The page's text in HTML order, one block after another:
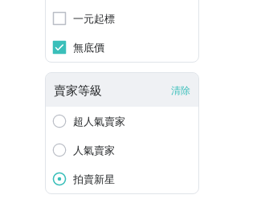
一元起標
無底價
賣家等級 清除
超人氣賣家
人氣賣家
拍賣新星